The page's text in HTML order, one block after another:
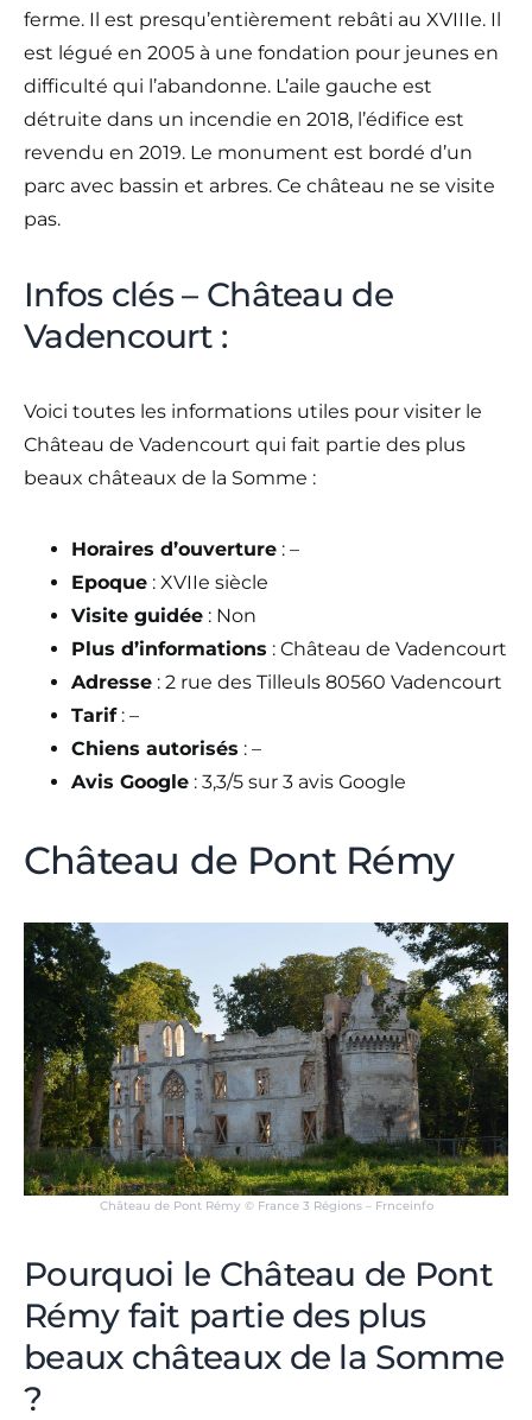
ferme. Il est presqu’entièrement rebâti au XVIIIe. Il
est légué en 2005 à une fondation pour jeunes en
difficulté qui l’abandonne. L’aile gauche est
détruite dans un incendie en 2018, l’édifice est
revendu en 2019. Le monument est bordé d’un
parc avec bassin et arbres. Ce château ne se visite
pas.
Infos clés – Château de
Vadencourt :
Voici toutes les informations utiles pour visiter le
Château de Vadencourt qui fait partie des plus
beaux châteaux de la Somme :
Horaires d’ouverture : –
Epoque : XVIIe siècle
Visite guidée : Non
Plus d’informations : Château de Vadencourt
Adresse : 2 rue des Tilleuls 80560 Vadencourt
Tarif: –
Chiens autorisés : –
Avis Google : 3,3/5 sur 3 avis Google
Château de Pont Rémy
Château de Pont Rémy © France 3 Régions – Frnceinfo
Pourquoi le Château de Pont
Rémy fait partie des plus
beaux châteaux de la Somme
?